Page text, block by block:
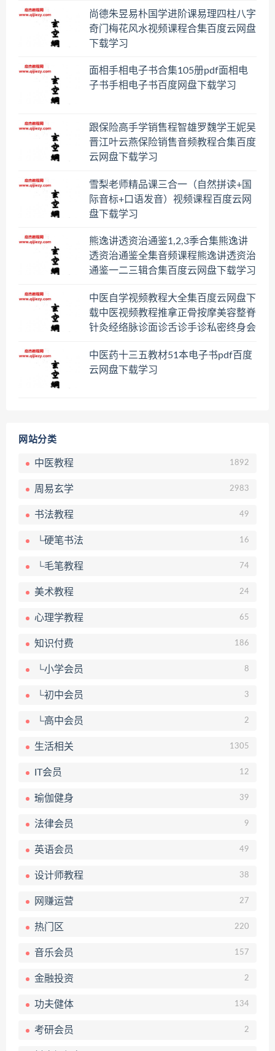
尚德朱昱易朴国学进阶课易理四柱八字
奇门梅花风水视频课程合集百度云网盘
下载学习
面相手相电子书合集105册pdf面相电
子书手相电子书百度网盘下载学习
跟保险高手学销售程智雄罗魏学王妮吴
晋江叶云燕保险销售音频教程合集百度
云网盘下载学习
雪梨老师精品课三合一（自然拼读+国
际音标+口语发音）视频课程百度云网
盘下载学习
熊逸讲透资治通鉴1,2,3季合集熊逸讲
透资治通鉴全集音频课程熊逸讲透资治
通鉴一二三辑合集百度云网盘下载学习
中医自学视频教程大全集百度云网盘下
载中医视频教程推拿正骨按摩美容整脊
针灸经络脉诊面诊舌诊手诊私密终身会
中医药十三五教材51本电子书pdf百度
云网盘下载学习
网站分类
中医教程 1892
周易玄学 2983
书法教程 49
└硬笔书法 16
└毛笔教程 74
美术教程 24
心理学教程 65
知识付费 186
└小学会员 8
└初中会员 3
└高中会员 2
生活相关 1305
IT会员 12
瑜伽健身 39
法律会员 9
英语会员 49
设计师教程 38
网赚运营 27
热门区 220
音乐会员 157
金融投资 2
功夫健体 134
考研会员 2